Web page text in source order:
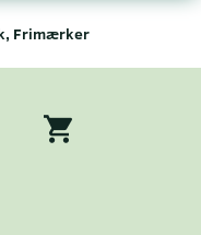
Frimærker